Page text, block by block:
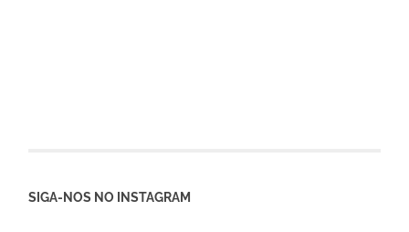
SIGA-NOS NO INSTAGRAM